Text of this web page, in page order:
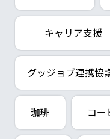
キャリア支援
グッジョブ連携協
珈琲 コー